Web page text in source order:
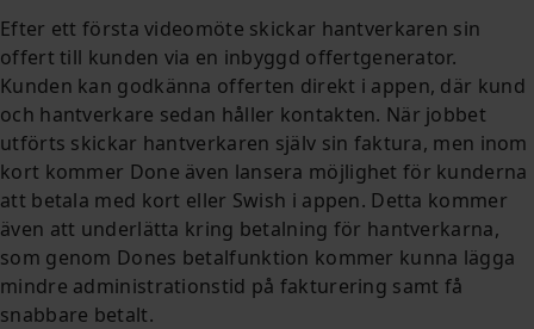
Efter ett första videomöte skickar hantverkaren sin
offert till kunden via en inbyggd offertgenerator.
Kunden kan godkänna offerten direkt i appen, där kund
och hantverkare sedan håller kontakten. När jobbet
utförts skickar hantverkaren själv sin faktura, men inom
kort kommer Done även lansera möjlighet för kunderna
att betala med kort eller Swish i appen. Detta kommer
även att underlätta kring betalning för hantverkarna,
som genom Dones betalfunktion kommer kunna lägga
mindre administrationstid på fakturering samt få
snabbare betalt.